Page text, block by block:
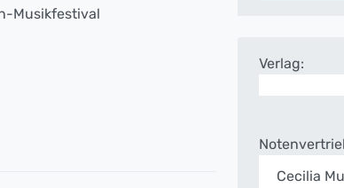
Musikfestival
Verlag:
Cecilia